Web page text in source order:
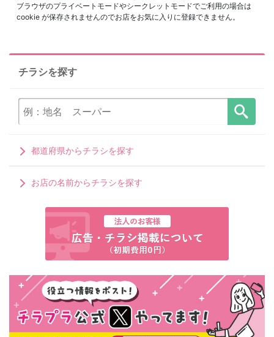
ブラウザのプライベートモードやシークレットモードでご利用の場合は
cookie が保存されませんのでお店をお気に入りに登録できません。
チラシを探す
都道府県からチラシを探す
お店の名前からチラシを探す